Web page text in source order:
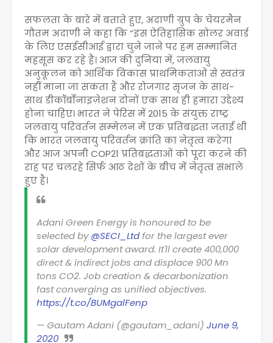
सफलता के बारे में बताते हुए, अदाणी ग्रुप के चेयरमैन
गौतम अदाणी ने कहा कि “इस ऐतिहासिक सोलर अवार्ड
के लिए एसईसीआई द्वारा चुने जाने पर हम सम्मानित
महसूस कर रहे हैं। आज की दुनिया में, जलवायु
अनुकूलन को आर्थिक विकास प्राथमिकताओं से स्वतंत्र
नहीं माना जा सकता है और रोजगार सृजन के साथ-
साथ डीकॉर्बोनाइज़ेशन दोनों एक साथ ही हमारा उद्देश्य
होना चाहिए। भारत ने पेरिस में 2015 के संयुक्त राष्ट्र
जलवायु परिवर्तन सम्मेलन में एक प्रतिबद्धता जताई थी
कि भारत जलवायु परिवर्तन क्रांति का नेतृत्व करेगा
और आज अपनी COP21 प्रतिबद्धताओं को पूरा करने की
राह पर चलरहे सिर्फ आठ देशों के बीच में नेतृत्व संभाले
हुए है।
Adani Green Energy is honoured to be
selected by@SECI_Ltdfor the largest ever
solar development award. It'll create 400,000
direct & indirect jobs and displace 900 Mn
tons CO2. Job creation & decarbonization
fast converging as unified objectives.
https://t.co/BUMgalFenp
— Gautam Adani (@gautam_adani) June 9,
2020